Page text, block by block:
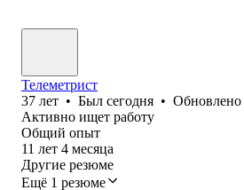
Телеметрист
37 лет • Был сегодня • Обновлено
Активно ищет работу
Общий опыт
11 лет 4 месяца
Другие резюме
Ещё 1 резюме